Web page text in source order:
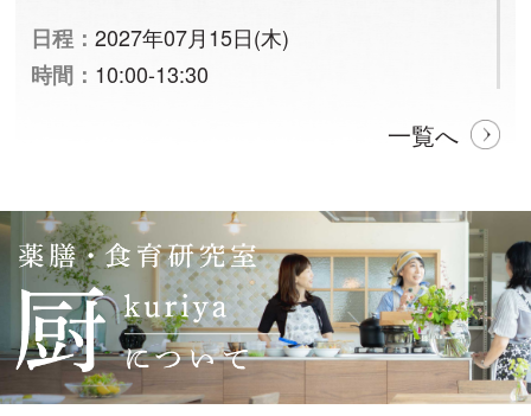
日程：2027年07月15日(木)
時間： 10:00-13:30
季節に合わせた薬膳ごはん 54期ー第
5回 火曜日コース
日程：2027年07月06日(火)
時間：10:00-13:30
一覧へ